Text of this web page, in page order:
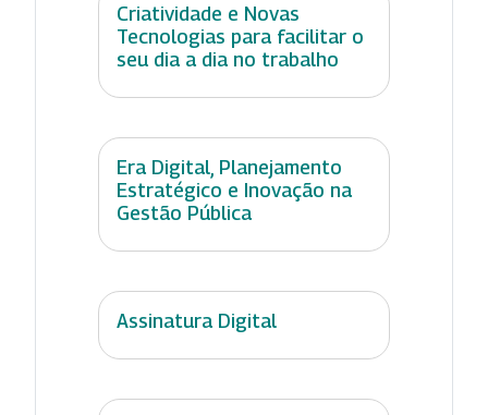
Criatividade e Novas
Tecnologias para facilitar o
seu dia a dia no trabalho
Era Digital, Planejamento
Estratégico e Inovação na
Gestão Pública
Assinatura Digital